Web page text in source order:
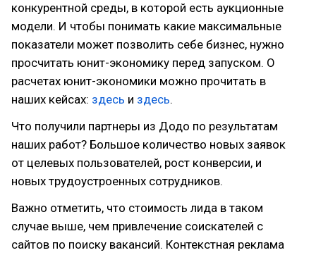
конкурентной среды, в которой есть аукционные
модели. И чтобы понимать какие максимальные
показатели может позволить себе бизнес, нужно
просчитать юнит-экономику перед запуском. О
расчетах юнит-экономики можно прочитать в
наших кейсах: здесь и здесь.
Что получили партнеры из Додо по результатам
наших работ? Большое количество новых заявок
от целевых пользователей, рост конверсии, и
новых трудоустроенных сотрудников.
Важно отметить, что стоимость лида в таком
случае выше, чем привлечение соискателей с
сайтов по поиску вакансий. Контекстная реклама